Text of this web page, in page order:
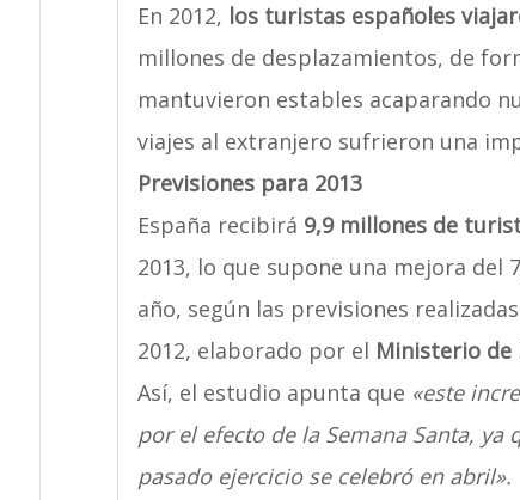
En 2012, los turistas españoles
millones de desplazamientos, de
mantuvieron estables acaparando
viajes al extranjero sufrieron una
Previsiones para 2013
España recibirá 9,9 millones de
2013, lo que supone una mejora del
año, según las previsiones
2012, elaborado por el Ministerio de
Así, el estudio apunta que «este
por el efecto de la Semana Santa,
pasado ejercicio se celebró en abril».